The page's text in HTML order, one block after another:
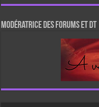
Modératrice des forums et DT